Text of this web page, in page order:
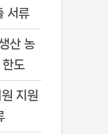
서류
산 농
도
지원